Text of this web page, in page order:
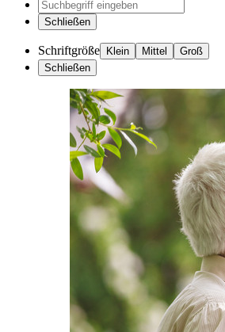
Schließen
Schriftgröße Klein Mittel
Groß
Schließen